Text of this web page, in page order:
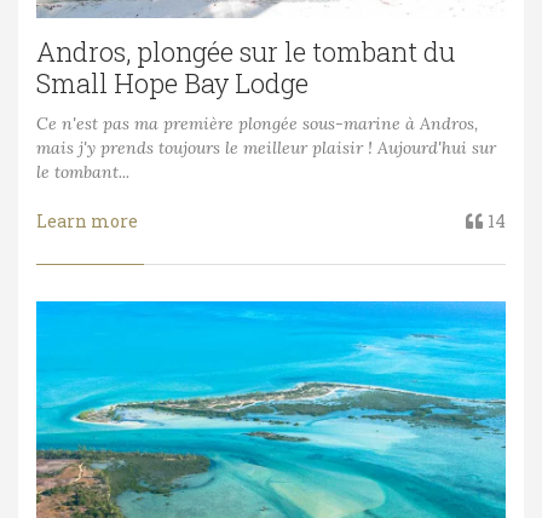
Andros, plongée sur le tombant du
Small Hope Bay Lodge
Ce n'est pas ma première plongée sous-marine à Andros,
mais j'y prends toujours le meilleur plaisir ! Aujourd'hui sur
le tombant...
Learn more 14